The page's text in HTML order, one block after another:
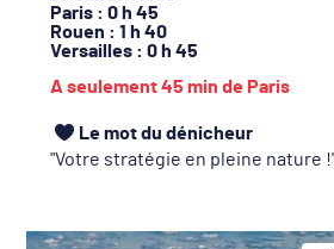
Paris : 0 h 45
Rouen : 1 h 40
Versailles : 0 h 45
A seulement 45 min de Paris
Le mot du dénicheur
Votre stratégie en pleine nature !